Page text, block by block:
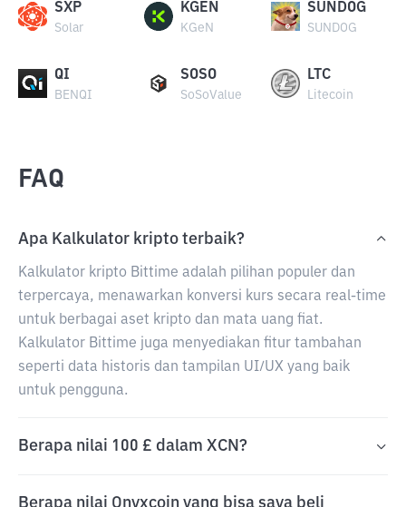
SXP
Solar
KGEN
KGeN
SUNDOG
SUNDOG
QI
BENQI
SOSO
SoSoValue
LTC
Litecoin
FAQ
Apa Kalkulator kripto terbaik?
Kalkulator kripto Bittime adalah pilihan populer dan
terpercaya, menawarkan konversi kurs secara real-time
untuk berbagai aset kripto dan mata uang fiat.
Kalkulator Bittime juga menyediakan fitur tambahan
seperti data historis dan tampilan UI/UX yang baik
untuk pengguna.
Berapa nilai 100 £ dalam XCN?
Berapa nilai Onyxcoin yang bisa saya beli